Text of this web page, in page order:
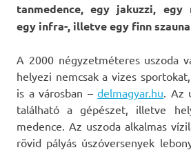
tanmedence, egy jakuzzi, egy
egy infra-, illetve egy finn
A 2000 négyzetméteres uszoda
helyezi nemcsak a vizes
is a városban –delmagyar.hu .
található a gépészet, illetve
medence. Az uszoda alkalmas
rövid pályás úszóversenyek